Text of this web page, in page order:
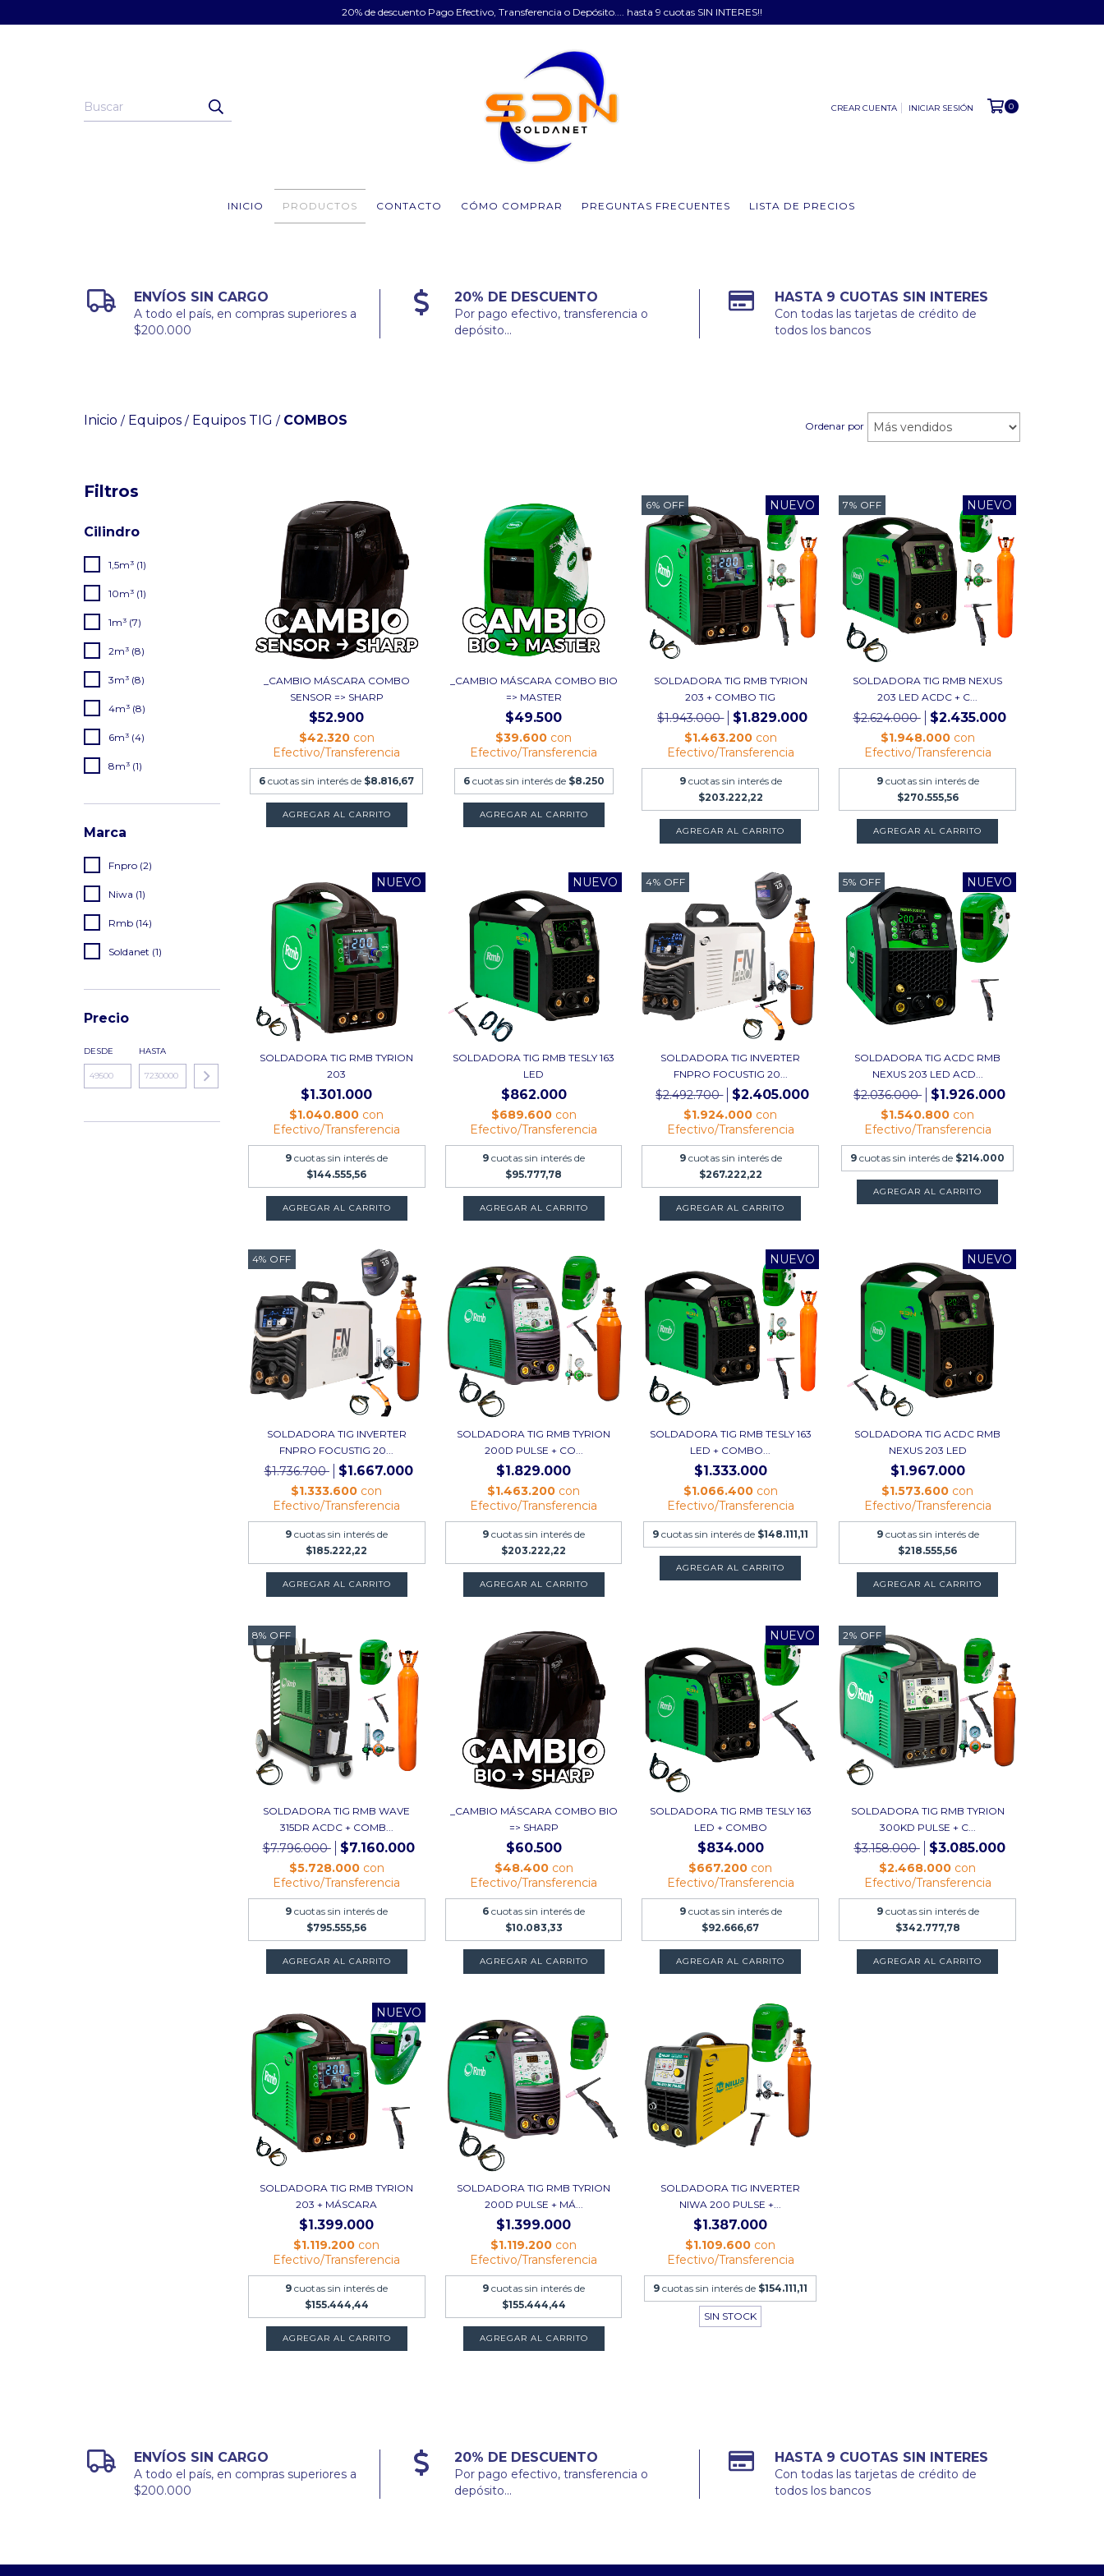
20% de descuento Pago Efectivo, Transferencia o Depósito.... hasta 9 cuotas SIN INTERES!!
CREAR CUENTA INICIAR SESIÓN 0
INICIO PRODUCTOS CONTACTO CÓMO COMPRAR PREGUNTAS FRECUENTES LISTA DE PRECIOS
ENVÍOS SIN CARGO
A todo el país, en compras superiores a
$200.000
20% DE DESCUENTO
Por pago efectivo, transferencia o
depósito...
HASTA 9 CUOTAS SIN INTERES
Con todas las tarjetas de crédito de
todos los bancos
Inicio / Equipos / Equipos TIG / COMBOS Ordenar por
Filtros
Cilindro
1,5m³ (1)
10m³ (1)
1m³ (7)
2m³ (8)
3m³ (8)
4m³ (8)
6m³ (4)
8m³ (1)
Marca
Fnpro (2)
Niwa (1)
Rmb (14)
Soldanet (1)
Precio
DESDE HASTA
_CAMBIO MÁSCARA COMBO
SENSOR => SHARP
$52.900
$42.320 con
Efectivo/Transferencia
6 cuotas sin interés de $8.816,67
_CAMBIO MÁSCARA COMBO BIO
=> MASTER
$49.500
$39.600 con
Efectivo/Transferencia
6 cuotas sin interés de $8.250
6% OFF NUEVO
SOLDADORA TIG RMB TYRION
203 + COMBO TIG
$1.943.000 $1.829.000
$1.463.200 con
Efectivo/Transferencia
9 cuotas sin interés de
$203.222,22
AGREGAR AL CARRITO
7% OFF NUEVO
SOLDADORA TIG RMB NEXUS
203 LED ACDC + C...
$2.624.000 $2.435.000
$1.948.000 con
Efectivo/Transferencia
9 cuotas sin interés de
$270.555,56
AGREGAR AL CARRITO
NUEVO
SOLDADORA TIG RMB TYRION
203
$1.301.000
$1.040.800 con
Efectivo/Transferencia
9 cuotas sin interés de
$144.555,56
NUEVO
SOLDADORA TIG RMB TESLY 163
LED
$862.000
$689.600 con
Efectivo/Transferencia
9 cuotas sin interés de
$95.777,78
4% OFF
SOLDADORA TIG INVERTER
FNPRO FOCUSTIG 20...
$2.492.700 $2.405.000
$1.924.000 con
Efectivo/Transferencia
9 cuotas sin interés de
$267.222,22
AGREGAR AL CARRITO
5% OFF NUEVO
SOLDADORA TIG ACDC RMB
NEXUS 203 LED ACD...
$2.036.000 $1.926.000
$1.540.800 con
Efectivo/Transferencia
9 cuotas sin interés de $214.000
4% OFF
SOLDADORA TIG INVERTER
FNPRO FOCUSTIG 20...
$1.736.700 $1.667.000
$1.333.600 con
Efectivo/Transferencia
9 cuotas sin interés de
$185.222,22
AGREGAR AL CARRITO
SOLDADORA TIG RMB TYRION
200D PULSE + CO...
$1.829.000
$1.463.200 con
Efectivo/Transferencia
9 cuotas sin interés de
$203.222,22
AGREGAR AL CARRITO
NUEVO
SOLDADORA TIG RMB TESLY 163
LED + COMBO...
$1.333.000
$1.066.400 con
Efectivo/Transferencia
9 cuotas sin interés de $148.111,11
AGREGAR AL CARRITO
NUEVO
SOLDADORA TIG ACDC RMB
NEXUS 203 LED
$1.967.000
$1.573.600 con
Efectivo/Transferencia
9 cuotas sin interés de
$218.555,56
8% OFF
SOLDADORA TIG RMB WAVE
315DR ACDC + COMB...
$7.796.000 $7.160.000
$5.728.000 con
Efectivo/Transferencia
9 cuotas sin interés de
$795.555,56
AGREGAR AL CARRITO
_CAMBIO MÁSCARA COMBO BIO
=> SHARP
$60.500
$48.400 con
Efectivo/Transferencia
6 cuotas sin interés de
$10.083,33
NUEVO
SOLDADORA TIG RMB TESLY 163
LED + COMBO
$834.000
$667.200 con
Efectivo/Transferencia
9 cuotas sin interés de
$92.666,67
2% OFF
SOLDADORA TIG RMB TYRION
300KD PULSE + C...
$3.158.000 $3.085.000
$2.468.000 con
Efectivo/Transferencia
9 cuotas sin interés de
$342.777,78
AGREGAR AL CARRITO
NUEVO
SOLDADORA TIG RMB TYRION
203 + MÁSCARA
$1.399.000
$1.119.200 con
Efectivo/Transferencia
9 cuotas sin interés de
$155.444,44
SOLDADORA TIG RMB TYRION
200D PULSE + MÁ...
$1.399.000
$1.119.200 con
Efectivo/Transferencia
9 cuotas sin interés de
$155.444,44
SOLDADORA TIG INVERTER
NIWA 200 PULSE +...
$1.387.000
$1.109.600 con
Efectivo/Transferencia
9 cuotas sin interés de $154.111,11
SIN STOCK
ENVÍOS SIN CARGO
A todo el país, en compras superiores a
$200.000
20% DE DESCUENTO
Por pago efectivo, transferencia o
depósito...
HASTA 9 CUOTAS SIN INTERES
Con todas las tarjetas de crédito de
todos los bancos